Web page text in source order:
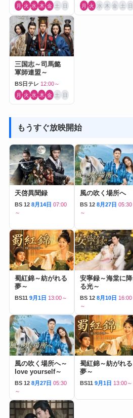
月 火 水 木 金 土 日 月 火 水 木 金 土 日
三国志～司馬懿
軍師連盟～
BS日テレ 12:00～
月 火 水 木 金 土 日
もうすぐ放映開始
天啓異聞録
BS 12 8月14日 07:00
～
風の吹く場所へ
BS 12 8月27日 05:30
～
蜀紅錦～紡がれる
夢～
BS11 9月1日 13:00～
安寧録～海棠に降
る光～
BS 12 8月10日 16:00
～
風の吹く場所へ～
love yourself～
BS 12 8月27日 05:30
～
蜀紅錦～紡がれる
夢～
BS11 9月1日 13:00～